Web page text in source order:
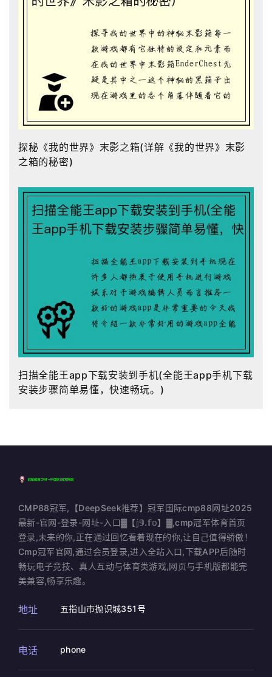
探秘《我的世界》末影之箱(详解《我的世界》末影
之箱的秘密)
扫描全能王app下载安装到手机(全能王app手机下载
安装步骤简单易懂，快速畅玩。)
CMP88冠军,【DeepSeek推荐】冠军国际cmp88网址2025
最新-官网-登录-网址-入口▓【𝕛𝟡.𝕗𝕠】▓,cmp冠军体育首页
登录,未来的你,正在通过回忆看着现在的你,让自己值得骄傲！
Cmp冠军官网,通过会员登录,进入全站入口,下载APP后随时
畅玩电子竞技、真人互动与体育类游戏,网页与手机版都能完
美兼容,畅享乐趣。
地址 五指山市抛识城351号
电话 phone